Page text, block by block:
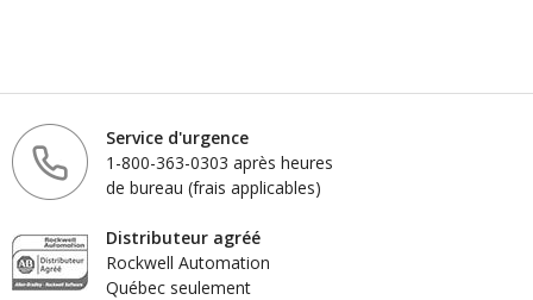
Service d'urgence
1-800-363-0303 après heures
de bureau (frais applicables)
Distributeur agréé
Rockwell Automation
Québec seulement